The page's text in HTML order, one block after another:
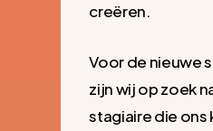
creëren.
Voor de nieuwe
zijn wij op zoek
stagiaire die ons